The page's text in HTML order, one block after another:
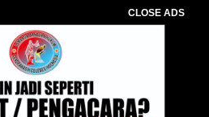
CLOSE ADS